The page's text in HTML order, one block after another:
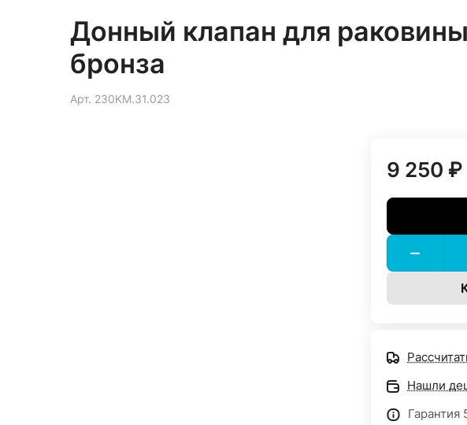
Донный клапан для
бронза
Арт. 230KM.31.023
9 250 ₽
Нашли
Гарантия